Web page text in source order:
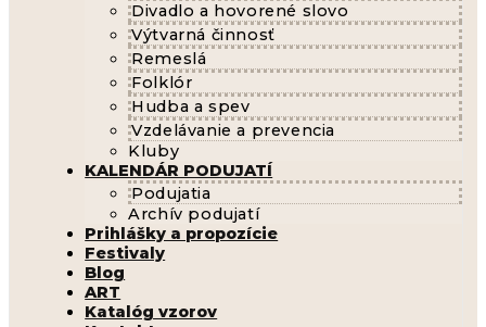
Divadlo a hovorené slovo
Výtvarná činnosť
Remeslá
Folklór
Hudba a spev
Vzdelávanie a prevencia
Kluby
KALENDÁR PODUJATÍ
Podujatia
Archív podujatí
Prihlášky a propozície
Festivaly
Blog
ART
Katalóg vzorov